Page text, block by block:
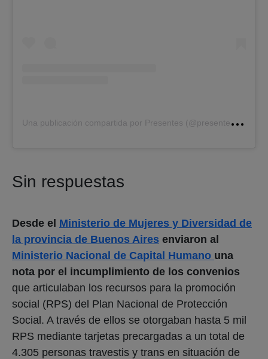
U
na publicación compartida por Presentes (@presenteslatam)
Sin respuestas
Desde el Ministerio de Mujeres y Diversidad de
la provincia de Buenos Aires enviaron al
Ministerio Nacional de Capital Humano una
nota por el incumplimiento de los convenios
que articulaban los recursos para la promoción
social (RPS) del Plan Nacional de Protección
Social. A través de ellos se otorgaban hasta 5 mil
RPS mediante tarjetas precargadas a un total de
4.305 personas travestis y trans en situación de